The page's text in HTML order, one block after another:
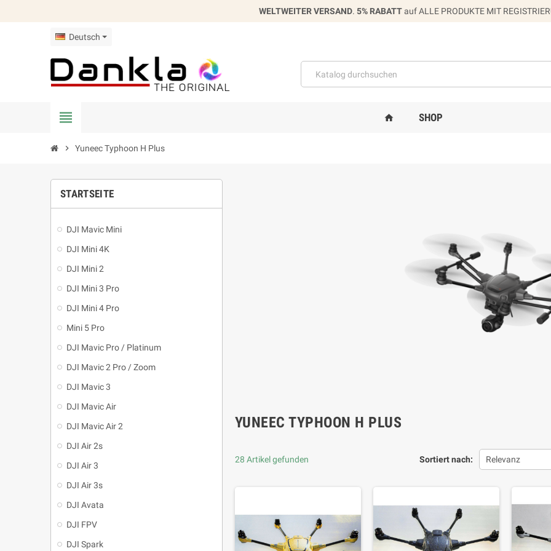
WELTWEITER VERSAND. 5% RABATTauf ALLE PRODUKTE MIT
Deutsch
view_headline home SHOP
chevron_right Yuneec Typhoon H Plus
STARTSEITE
DJI Mavic Mini
DJI Mini 4K
DJI Mini 2
DJI Mini 3 Pro
DJI Mini 4 Pro
Mini 5 Pro
DJI Mavic Pro / Platinum
DJI Mavic 2 Pro / Zoom
DJI Mavic 3
DJI Mavic Air
DJI Mavic Air 2
DJI Air 2s
DJI Air 3
DJI Air 3s
DJI Avata
DJI FPV
DJI Spark
YUNEEC TYPHOON H PLUS
Sortiert nach: Relevanz
28 Artikel gefunden